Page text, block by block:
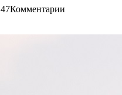
47Комментарии